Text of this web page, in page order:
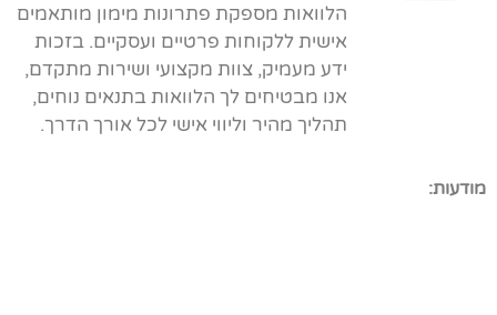
הלוואות מספקת פתרונות מימון מותאמים
אישית ללקוחות פרטיים ועסקיים. בזכות
ידע מעמיק, צוות מקצועי ושירות מתקדם,
אנו מבטיחים לך הלוואות בתנאים נוחים,
תהליך מהיר וליווי אישי לכל אורך הדרך.
מודעות: